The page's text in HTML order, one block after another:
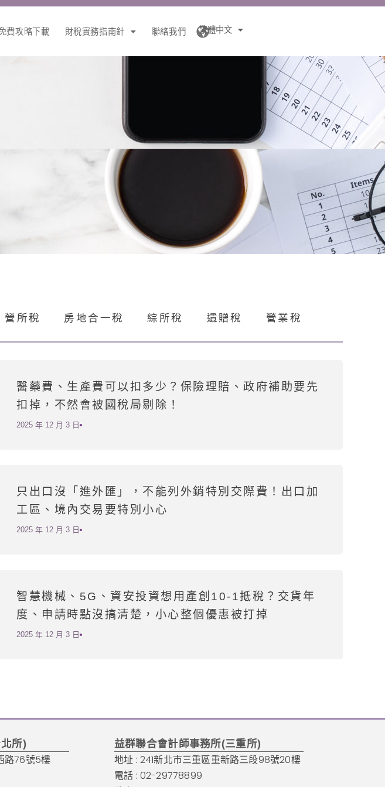
費攻略下載 財稅實務指南針 聯絡我們 繁體中文
營所稅 房地合一稅 綜所稅 遺贈稅 營業稅
醫藥費、生產費可以扣多少？保險理賠、政府補助要先
扣掉，不然會被國稅局剔除！
2025 年 12 月 3 日
只出口沒「進外匯」，不能列外銷特別交際費！出口加
工區、境內交易要特別小心
2025 年 12 月 3 日
智慧機械、5G、資安投資想用產創10-1抵稅？交貨年
度、申請時點沒搞清楚，小心整個優惠被打掉
2025 年 12 月 3 日
所)
路76號5樓
益群聯合會計師事務所(三重所)
地址 : 241新北市三重區重新路三段98號20樓
電話 : 02-29778899